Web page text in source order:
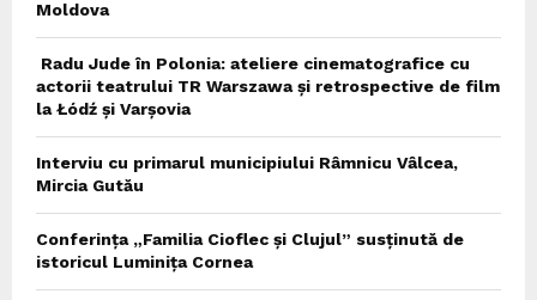
Moldova
Radu Jude în Polonia: ateliere cinematografice cu
actorii teatrului TR Warszawa și retrospective de film
la Łódź și Varșovia
Interviu cu primarul municipiului Râmnicu Vâlcea,
Mircia Gutău
Conferința „Familia Cioflec și Clujul” susținută de
istoricul Luminița Cornea